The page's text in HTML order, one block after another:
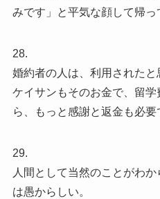
みです」と平気な顔して帰っ
28.
婚約者の人は、利用されたと
ケイサンもそのお金で、留
ら、もっと感謝と返金も必要
29.
人間として当然のことがわ
は愚からしい。